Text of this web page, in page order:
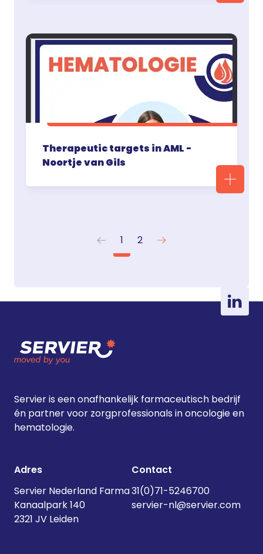
Therapeutic targets in AML -
Noortje van Gils
1 2
Servier is een onafhankelijk farmaceutisch bedrijf
én partner voor zorgprofessionals in oncologie en
hematologie.
Adres
Servier Nederland Farma
Kanaalpark 140
2321 JV Leiden
Contact
31(0)71-5246700
servier-nl@servier.com